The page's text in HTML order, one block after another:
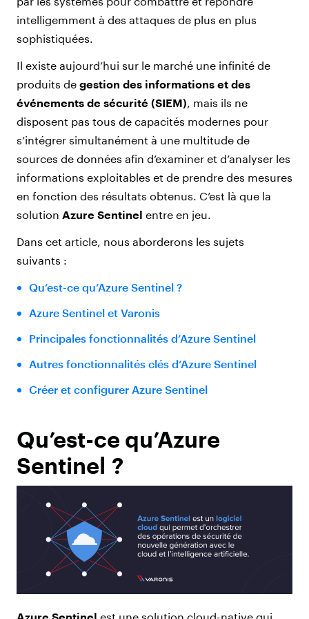
intelligemment à des attaques de plus en plus
sophistiquées.
Il existe aujourd’hui sur le marché une infinité de
produits de gestion des informations et des
événements de sécurité (SIEM) , mais ils ne
disposent pas tous de capacités modernes pour
s’intégrer simultanément à une multitude de
sources de données afin d’examiner et d’analyser les
informations exploitables et de prendre des mesures
en fonction des résultats obtenus. C’est là que la
solution Azure Sentinel entre en jeu.
Dans cet article, nous aborderons les sujets
suivants :
Qu’est-ce qu’Azure Sentinel ?
Azure Sentinel et Varonis
Principales fonctionnalités d’Azure Sentinel
Autres fonctionnalités clés d’Azure Sentinel
Créer et configurer Azure Sentinel
Qu’est-ce qu’Azure
Sentinel ?